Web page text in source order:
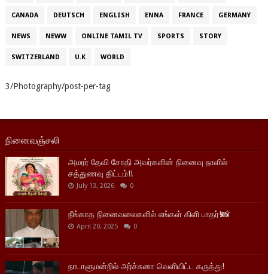
CANADA DEUTSCH ENGLISH ENNA FRANCE GERMANY
NEWS NEWW ONLINE TAMIL TV SPORTS STORY
SWITZERLAND U.K WORLD
3/Photography/post-per-tag
நினைவஞ்சலி
அமரர் தேவி சோதி அவர்களின் நினைவு நாளில்
சத்துணவு திட்டம்!!
July 13, 2026 0
நீங்காத நினைவலைகளில் எங்கள் கிளி பாதர்!📸
April 20, 2025 0
நாடாளுமன்றில் அர்ச்சுனா வெளியிட்ட கருத்து!